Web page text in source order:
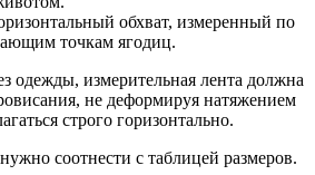
обхват, измеренный по
точкам ягодиц.
одежды, измерительная лента должна
не деформируя натяжением
строго горизонтально.
соотнести с таблицей размеров.